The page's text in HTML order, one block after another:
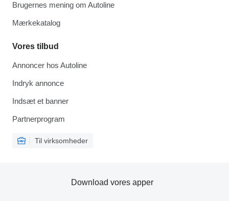
Brugernes mening om Autoline
Mærkekatalog
Vores tilbud
Annoncer hos Autoline
Indryk annonce
Indsæt et banner
Partnerprogram
Til virksomheder
Download vores apper